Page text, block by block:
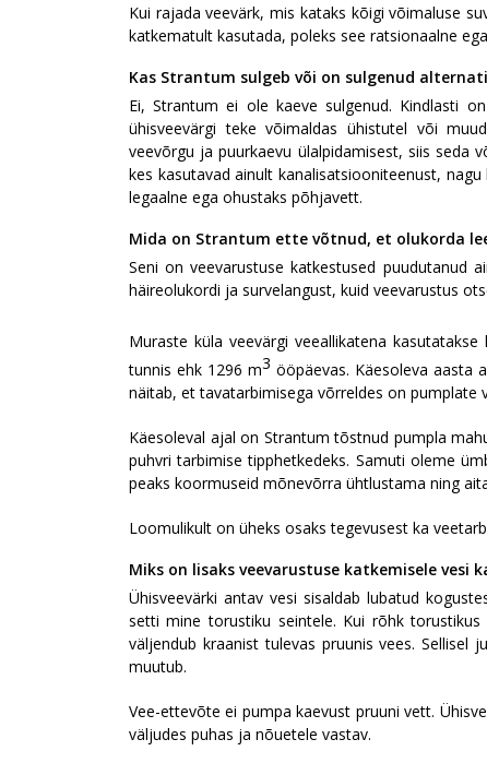
Kui rajada veevärk, mis kataks kõigi võimaluse
katkematult kasutada, poleks see ratsionaalne
Kas Strantum sulgeb või on sulgenud
Ei, Strantum ei ole kaeve sulgenud. Kindlasti
ühisveevärgi teke võimaldas ühistutel või
veevõrgu ja puurkaevu ülalpidamisest, siis seda
kes kasutavad ainult kanalisatsiooniteenust,
legaalne ega ohustaks põhjavett.
Mida on Strantum ette võtnud, et olukorda
Seni on veevarustuse katkestused puudutanud
häireolukordi ja survelangust, kuid veevarustus
Muraste küla veevärgi veeallikatena
tunnis ehk 1296 m3 ööpäevas. Käesoleva aasta
näitab, et tavatarbimisega võrreldes on pumplate
Käesoleval ajal on Strantum tõstnud pumpla
puhvri tarbimise tipphetkedeks. Samuti oleme
peaks koormuseid mõnevõrra ühtlustama ning
Loomulikult on üheks osaks tegevusest ka
Miks on lisaks veevarustuse katkemisele vesi
Ühisveevärki antav vesi sisaldab lubatud
setti mine torustiku seintele. Kui rõhk
väljendub kraanist tulevas pruunis vees.
muutub.
Vee-ettevõte ei pumpa kaevust pruuni vett.
väljudes puhas ja nõuetele vastav.